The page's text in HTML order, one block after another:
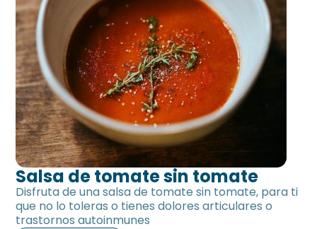
Salsa de tomate sin tomate
Disfruta de una salsa de tomate sin tomate, para ti
que no lo toleras o tienes dolores articulares o
trastornos autoinmunes